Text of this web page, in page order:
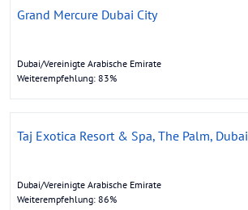
Grand Mercure Dubai City
Dubai/Vereinigte Arabische Emirate
Weiterempfehlung: 83%
Taj Exotica Resort & Spa, The Palm, Dubai
Dubai/Vereinigte Arabische Emirate
Weiterempfehlung: 86%